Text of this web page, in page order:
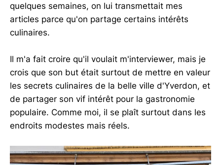
quelques semaines, on lui transmettait mes
articles parce qu'on partage certains intérêts
culinaires.
Il m'a fait croire qu'il voulait m'interviewer, mais je
crois que son but était surtout de mettre en valeur
les secrets culinaires de la belle ville d'Yverdon, et
de partager son vif intérêt pour la gastronomie
populaire. Comme moi, il se plaît surtout dans les
endroits modestes mais réels.